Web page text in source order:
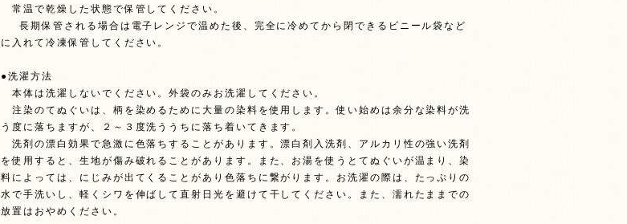
常温で乾燥した状態で保管してください。
長期保管される場合は電子レンジで温めた後、完全に冷めてから閉できるビニール袋など
に入れて冷凍保管してください。
●洗濯方法
本体は洗濯しないでください。外袋のみお洗濯してください。
注染のてぬぐいは、柄を染めるために大量の染料を使用します。使い始めは余分な染料が洗
う度に落ちますが、２～３度洗ううちに落ち着いてきます。
洗剤の漂白効果で急激に色落ちすることがあります。漂白剤入洗剤、アルカリ性の強い洗剤
を使用すると、生地が傷み破れることがあります。また、お湯を使うとてぬぐいが温まり、染
料によっては、にじみが出てくることがあり色落ちに繋がります。お洗濯の際は、たっぷりの
水で手洗いし、軽くシワを伸ばして直射日光を避けて干してください。また、濡れたままでの
放置はおやめください。